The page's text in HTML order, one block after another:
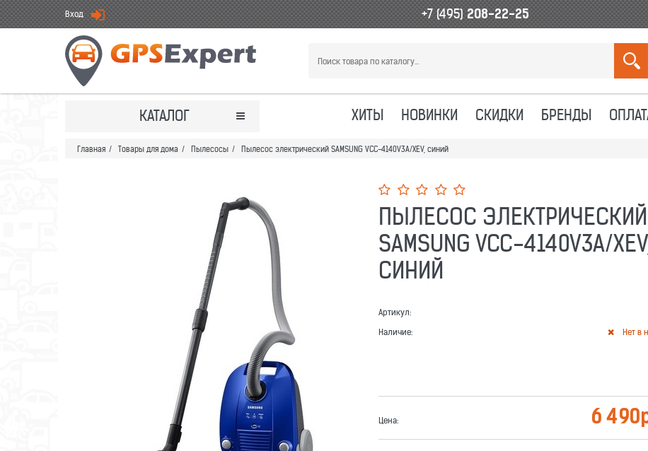
Вход +7 (495)208-22-25
КАТАЛОГ ХИТЫ НОВИНКИ СКИДКИ БРЕНДЫ
Главная / Товары для дома / Пылесосы / Пылесос электрический SAMSUNG VCC-4140V3A/XEV, синий
ПЫЛЕСОС ЭЛЕКТРИЧЕСКИЙ
SAMSUNG VCC-4140V3A/
СИНИЙ
Артикул:
Наличие:
Нет в
Цена: 6 490